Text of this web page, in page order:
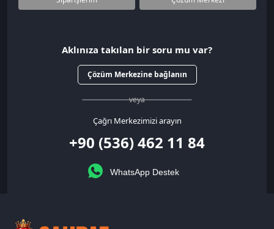
Aklınıza takılan bir soru mu var?
Çözüm Merkezine bağlanın
veya
Çağrı Merkezimizi arayın
+90 (536) 462 11 84
WhatsApp Destek